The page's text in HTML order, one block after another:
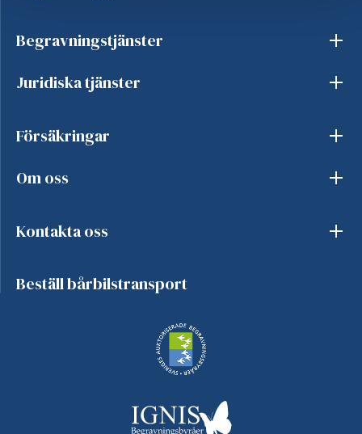
Begravningstjänster
Juridiska tjänster
Försäkringar
Om oss
Kontakta oss
Beställ bårbilstransport